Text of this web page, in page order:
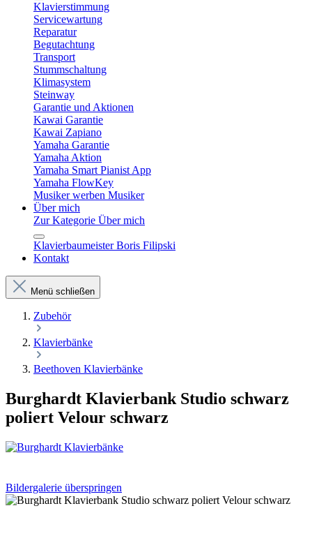
Klavierstimmung
Servicewartung
Reparatur
Begutachtung
Transport
Stummschaltung
Klimasystem
Steinway
Garantie und Aktionen
Kawai Garantie
Kawai Zapiano
Yamaha Garantie
Yamaha Aktion
Yamaha Smart Pianist App
Yamaha FlowKey
Musiker werben Musiker
Über mich
Zur Kategorie Über mich
Klavierbaumeister Boris Filipski
Kontakt
Menü schließen
Zubehör
Klavierbänke
Beethoven Klavierbänke
Burghardt Klavierbank Studio schwarz
poliert Velour schwarz
Bildergalerie überspringen